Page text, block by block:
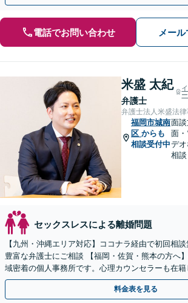
電話でお問い合わせ メー
米盛 太紀
弁護士
弁護士法人米盛法
福岡市城南
区 からも
相談受付中
面
面
デ
相談
セックスレスによる離婚問題
【九州・沖縄エリア対応】ココナラ経由で初回相
豊富な弁護士にご相談 【福岡・佐賀・熊本の方へ
域密着の個人事務所です。心理カウンセラーも在
に不安な方にも安心してご相談頂けます
料金表を見る